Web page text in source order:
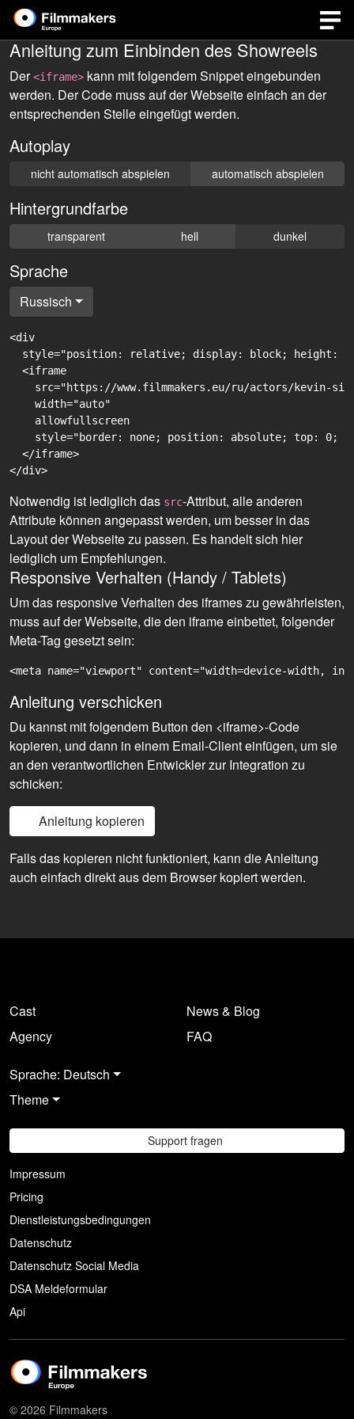
Anleitung zum Einbinden des Showreels
Der<iframe> kann mit folgendem Snippet eingebunden
werden. Der Code muss auf der Webseite einfach an der
entsprechenden Stelle eingefügt werden.
Autoplay
nicht automatisch abspielen automatisch abspielen
Hintergrundfarbe
transparent hell dunkel
Sprache
Russisch
<div
style="position: relative; display: block; height:
  <iframe
src="https://www.filmmakers.eu/ru/actors/kevin-
    width="auto"
    allowfullscreen
style="border: none; position: absolute; top: 0;
  </iframe>
Notwendig ist lediglich das src-Attribut, alle anderen
Attribute können angepasst werden, um besser in das
Layout der Webseite zu passen. Es handelt sich hier
lediglich um Empfehlungen.
Responsive Verhalten (Handy / Tablets)
Um das responsive Verhalten des iframes zu gewährleisten,
muss auf der Webseite, die den iframe einbettet, folgender
Meta-Tag gesetzt sein:
<meta name="viewport" content="width=device-width,
Anleitung verschicken
Du kannst mit folgendem Button den <iframe>-Code
kopieren, und dann in einem Email-Client einfügen, um sie
an den verantwortlichen Entwickler zur Integration zu
schicken:
Anleitung kopieren
Falls das kopieren nicht funktioniert, kann die Anleitung
auch einfach direkt aus dem Browser kopiert werden.
Cast
Agency
News & Blog
FAQ
Sprache: Deutsch
Theme
Support fragen
Impressum
Pricing
Dienstleistungsbedingungen
Datenschutz
Datenschutz Social Media
DSA Meldeformular
Api
© 2026 Filmmakers